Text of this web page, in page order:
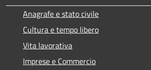
Anagrafe e stato civile
Cultura e tempo libero
Vita lavorativa
Imprese e Commercio